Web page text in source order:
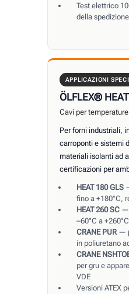
Test elettrico
della spedizione
APPLICAZIONI
ÖLFLEX®
Cavi per
Per forni industriali,
carroponti e sistemi
materiali isolanti ad
certificazioni per
HEAT 180 GLS
fino a +180°C,
HEAT 260 SC —
–60°C a +260°C
CRANE PUR—
in poliuretano
CRANE
per gru e
VDE
Versioni ATEX